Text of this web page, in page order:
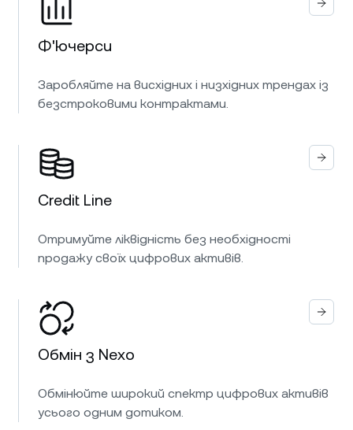
Ф'ючерси
Заробляйте на висхідних і низхідних трендах із
безстроковими контрактами.
Credit Line
Отримуйте ліквідність без необхідності
продажу своїх цифрових активів.
Обмін з Nexo
Обмінюйте широкий спектр цифрових активів
усього одним дотиком.